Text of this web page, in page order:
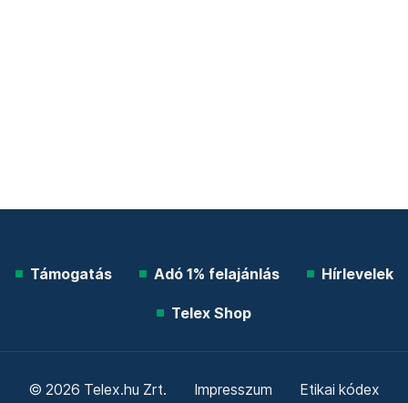
Támogatás Adó 1% felajánlás Hírlevelek
Telex Shop
© 2026 Telex.hu Zrt. Impresszum Etikai kódex